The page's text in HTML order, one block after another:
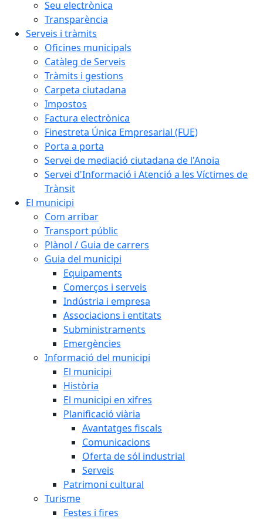
Seu electrònica
Transparència
Serveis i tràmits
Oficines municipals
Catàleg de Serveis
Tràmits i gestions
Carpeta ciutadana
Impostos
Factura electrònica
Finestreta Única Empresarial (FUE)
Porta a porta
Servei de mediació ciutadana de l'Anoia
Servei d'Informació i Atenció a les Víctimes de
Trànsit
El municipi
Com arribar
Transport públic
Plànol / Guia de carrers
Guia del municipi
Equipaments
Comerços i serveis
Indústria i empresa
Associacions i entitats
Subministraments
Emergències
Informació del municipi
El municipi
Història
El municipi en xifres
Planificació viària
Avantatges fiscals
Comunicacions
Oferta de sól industrial
Serveis
Patrimoni cultural
Turisme
Festes i fires